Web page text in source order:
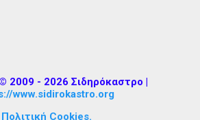
2009 - 2026 Σιδηρόκαστρο |
www.sidirokastro.org
Πολιτική Cookies.